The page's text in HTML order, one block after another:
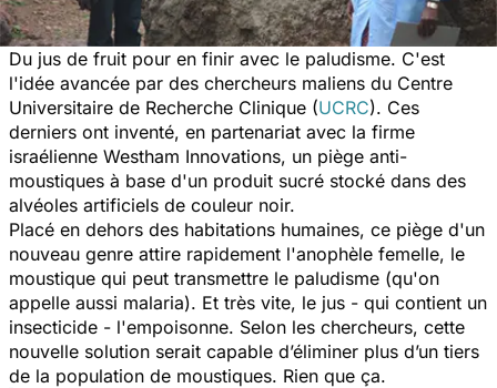
Du jus de fruit pour en finir avec le paludisme. C'est
l'idée avancée par des chercheurs maliens du Centre
Universitaire de Recherche Clinique (UCRC). Ces
derniers ont inventé, en partenariat avec la firme
israélienne Westham Innovations, un piège anti-
moustiques à base d'un produit sucré stocké dans des
alvéoles artificiels de couleur noir.
Placé en dehors des habitations humaines, ce piège d'un
nouveau genre attire rapidement l'anophèle femelle, le
moustique qui peut transmettre le paludisme (qu'on
appelle aussi malaria). Et très vite, le jus - qui contient un
insecticide - l'empoisonne. Selon les chercheurs, cette
nouvelle solution serait capable d’éliminer plus d’un tiers
de la population de moustiques. Rien que ça.